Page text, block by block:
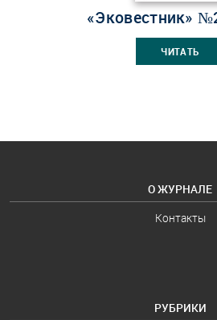
«Эковестник»
ЧИТАТЬ
О ЖУРНАЛЕ
Контакты
РУБРИКИ